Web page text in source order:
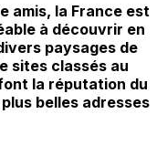
amis, la France est
à découvrir en
paysages de
sites classés au
font la réputation du
belles adresses